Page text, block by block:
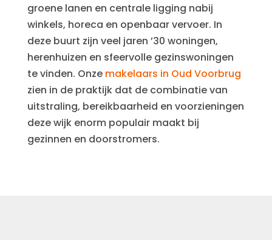
groene lanen en centrale ligging nabij
winkels, horeca en openbaar vervoer. In
deze buurt zijn veel jaren ’30 woningen,
herenhuizen en sfeervolle gezinswoningen
te vinden. Onze makelaars in Oud Voorbrug
zien in de praktijk dat de combinatie van
uitstraling, bereikbaarheid en voorzieningen
deze wijk enorm populair maakt bij
gezinnen en doorstromers.